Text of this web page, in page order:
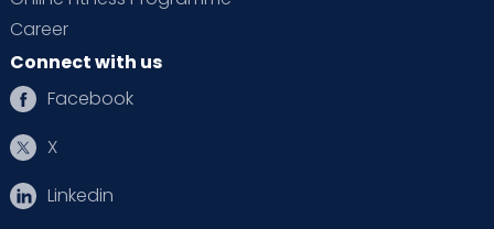
Career
Connect with us
Facebook
X
Linkedin